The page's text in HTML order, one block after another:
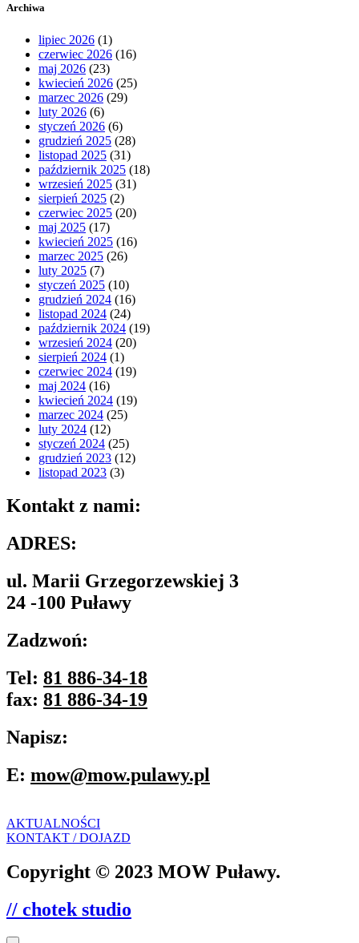
Archiwa
lipiec 2026 (1)
czerwiec 2026 (16)
maj 2026 (23)
kwiecień 2026 (25)
marzec 2026 (29)
luty 2026 (6)
styczeń 2026 (6)
grudzień 2025 (28)
listopad 2025 (31)
październik 2025 (18)
wrzesień 2025 (31)
sierpień 2025 (2)
czerwiec 2025 (20)
maj 2025 (17)
kwiecień 2025 (16)
marzec 2025 (26)
luty 2025 (7)
styczeń 2025 (10)
grudzień 2024 (16)
listopad 2024 (24)
październik 2024 (19)
wrzesień 2024 (20)
sierpień 2024 (1)
czerwiec 2024 (19)
maj 2024 (16)
kwiecień 2024 (19)
marzec 2024 (25)
luty 2024 (12)
styczeń 2024 (25)
grudzień 2023 (12)
listopad 2023 (3)
Kontakt z nami:
ADRES:
ul. Marii Grzegorzewskiej 3
24 -100 Puławy
Zadzwoń:
Tel: 81 886-34-18
fax: 81 886-34-19
Napisz:
E: mow@mow.pulawy.pl
AKTUALNOŚCI
KONTAKT / DOJAZD
Copyright © 2023 MOW Puławy.
// chotek studio